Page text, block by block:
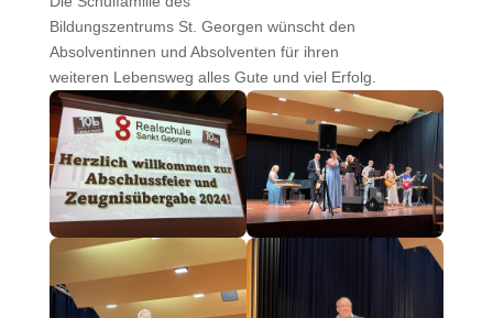
Bildungszentrums St. Georgen wünscht den
Absolventinnen und Absolventen für ihren
weiteren Lebensweg alles Gute und viel Erfolg.